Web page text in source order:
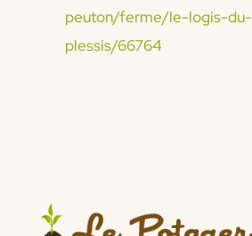
peuton/ferme/le-logis-du-
plessis/66764